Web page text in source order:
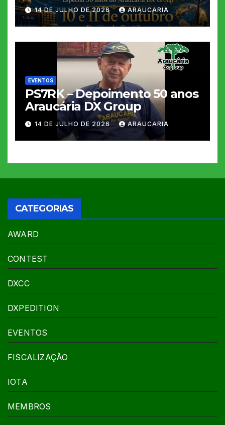
14 DE JULHO DE 2026 ARAUCARIA
EVENTOS
PS7RK – Depoimento 50 anos
Araucária DX Group
14 DE JULHO DE 2026 ARAUCARIA
CATEGORIAS
AWARD
CONTEST
DXCC
DXPEDITION
EVENTOS
FISCALIZAÇÃO
IOTA
MEMBROS